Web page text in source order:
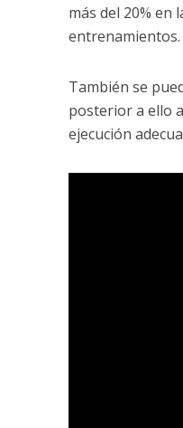
más del 20% en
entrenamientos.
También se
posterior a ello
ejecución